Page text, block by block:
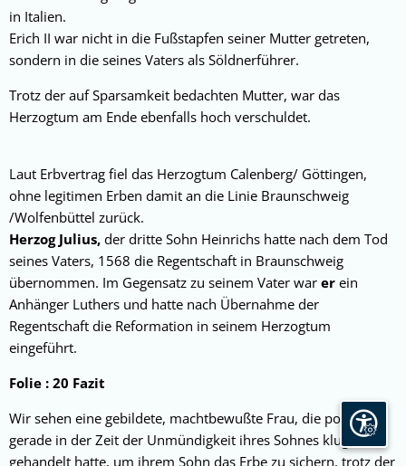
in Italien.
Erich II war nicht in die Fußstapfen seiner Mutter getreten,
sondern in die seines Vaters als Söldnerführer.
Trotz der auf Sparsamkeit bedachten Mutter, war das
Herzogtum am Ende ebenfalls hoch verschuldet.
Laut Erbvertrag fiel das Herzogtum Calenberg/ Göttingen,
ohne legitimen Erben damit an die Linie Braunschweig
/Wolfenbüttel zurück.
Herzog Julius, der dritte Sohn Heinrichs hatte nach dem Tod
seines Vaters, 1568 die Regentschaft in Braunschweig
übernommen. Im Gegensatz zu seinem Vater war er ein
Anhänger Luthers und hatte nach Übernahme der
Regentschaft die Reformation in seinem Herzogtum
eingeführt.
Folie : 20 Fazit
Wir sehen eine gebildete, machtbewußte Frau, die politisch
gerade in der Zeit der Unmündigkeit ihres Sohnes klug
gehandelt hatte, um ihrem Sohn das Erbe zu sichern, trotz der
Seite